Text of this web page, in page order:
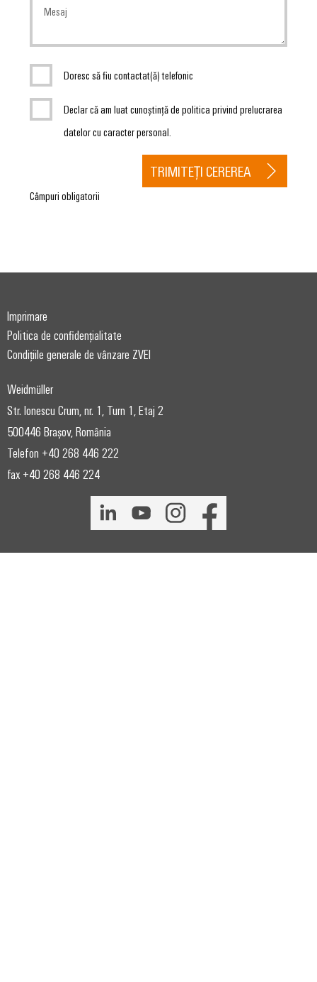
Doresc să fiu contactat(ă) telefonic
Declar că am luat cunoștință de politica privind prelucrarea
datelor cu caracter personal.
Câmpuri obligatorii
TRIMITEȚI CEREREA
Imprimare
Politica de confidențialitate
Condițiile generale de vânzare ZVEI
Weidmüller
Str. Ionescu Crum, nr. 1, Turn 1, Etaj 2
500446 Brașov, România
Telefon +40 268 446 222
fax +40 268 446 224